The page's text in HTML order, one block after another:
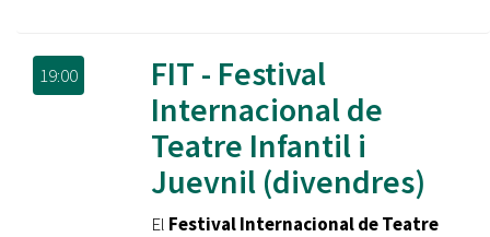
19:00
FIT - Festival
Internacional de
Teatre Infantil i
Juevnil (divendres)
El Festival Internacional de Teatre